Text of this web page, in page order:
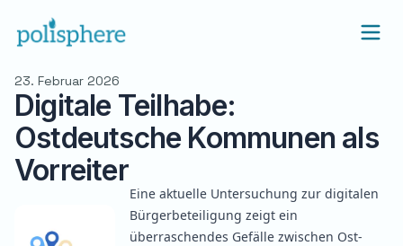
23. Februar 2026
Digitale Teilhabe:
Ostdeutsche Kommunen als
Vorreiter
Eine aktuelle Untersuchung zur digitalen
Bürgerbeteiligung zeigt ein
überraschendes Gefälle zwischen Ost-